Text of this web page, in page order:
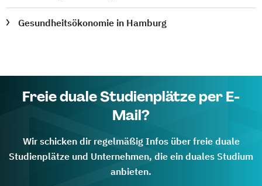
Gesundheitsökonomie in Hamburg
Freie duale Studienplätze per E-
Mail?
Wir schicken dir regelmäßig Infos über freie duale
Studienplätze und Unternehmen, die ein duales Studium
anbieten.